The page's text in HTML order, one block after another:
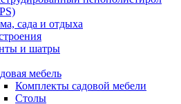
сада и отдыха
и шатры
мебель
Комплекты садовой мебели
Столы